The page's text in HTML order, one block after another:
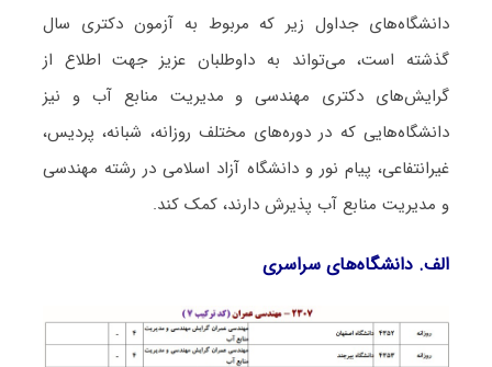
دانشگاه‌های جداول زیر که مربوط به آزمون دکتری سال
گذشته است، می‌تواند به داوطلبان عزیز جهت اطلاع از
گرایش‌های دکتری مهندسی و مدیریت ﻣﻨﺎﺑﻊ آب و نیز
دانشگاه‌هایی که در دوره‌های مختلف روزانه، شبانه، پردیس،
غیرانتفاعی، پیام نور و دانشگاه آزاد اﺳﻼمی در رشته مهندسی
و مدیریت ﻣﻨﺎﺑﻊ آب پذیرش دارند، کمک کند.
الف. دانشگاه‌های سراسری